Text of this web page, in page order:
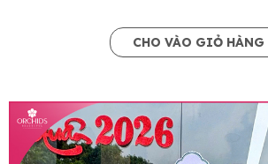
CHO VÀO GIỎ HÀNG